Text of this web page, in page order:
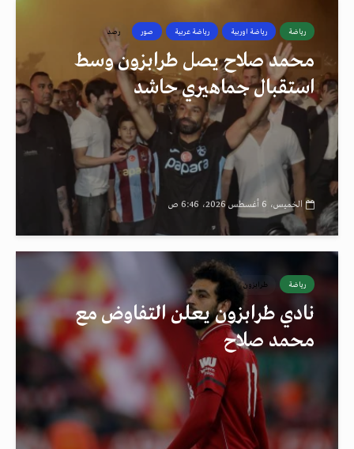
رياضة رياضة اوربية رياضة عربية صور رصد
محمد صلاح يصل طرابزون وسط
استقبال جماهيري حاشد
الخميس، 6 أغسطس 2026، 6:46 ص
رياضة طرابزون
نادي طرابزون يعلن التفاوض مع
محمد صلاح